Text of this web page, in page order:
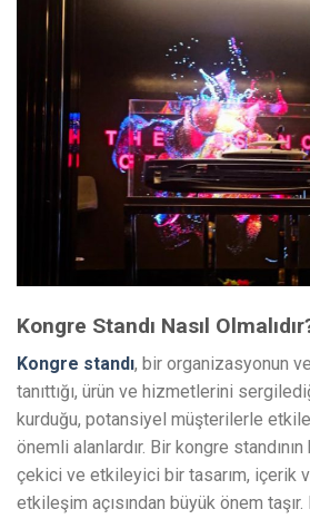
Kongre Standı Nasıl
Kongre standı, bir organizasyonun
tanıttığı, ürün ve hizmetlerini
kurduğu, potansiyel müşterilerle
önemli alanlardır. Bir kongre standının
çekici ve etkileyici bir tasarım, içerik
etkileşim açısından büyük önem